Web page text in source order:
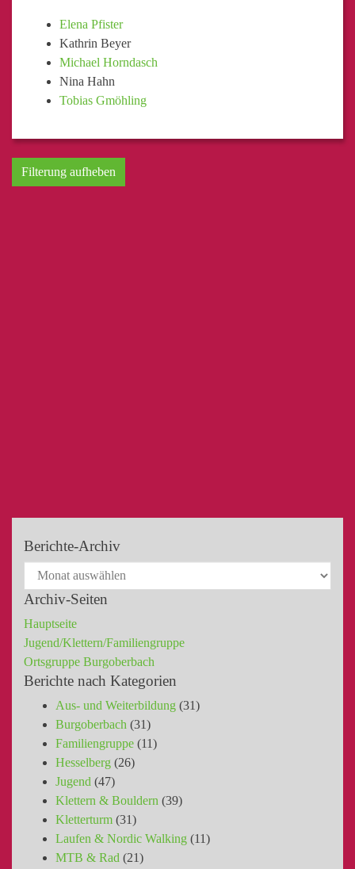
Elena Pfister
Kathrin Beyer
Michael Horndasch
Nina Hahn
Tobias Gmöhling
Filterung aufheben
Berichte-Archiv
Archiv-Seiten
Hauptseite
Jugend/Klettern/Familiengruppe
Ortsgruppe Burgoberbach
Berichte nach Kategorien
Aus- und Weiterbildung (31)
Burgoberbach (31)
Familiengruppe (11)
Hesselberg (26)
Jugend (47)
Klettern & Bouldern (39)
Kletterturm (31)
Laufen & Nordic Walking (11)
MTB & Rad (21)